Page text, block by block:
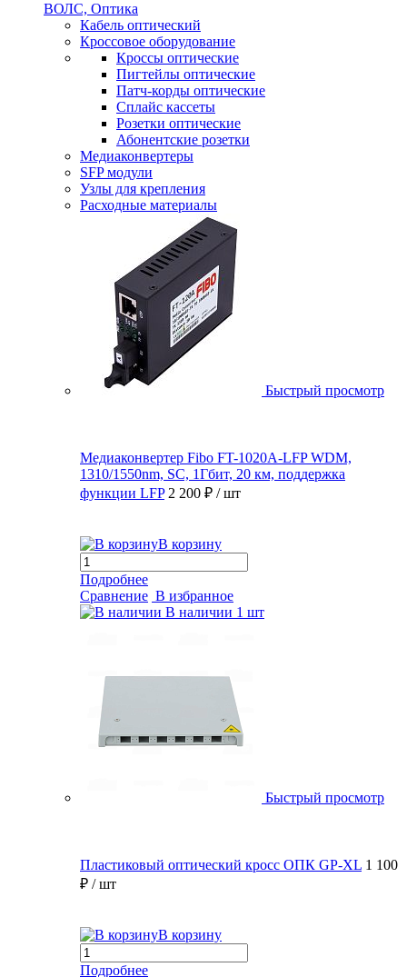
ВОЛС, Оптика
Кабель оптический
Кроссовое оборудование
Кроссы оптические
Пигтейлы оптические
Патч-корды оптические
Сплайс кассеты
Розетки оптические
Абонентские розетки
Медиаконвертеры
SFP модули
Узлы для крепления
Расходные материалы
Быстрый просмотр
Медиаконвертер Fibo FT-1020A-LFP WDM,
1310/1550nm, SC, 1Гбит, 20 км, поддержка
функции LFP 2 200 ₽ / шт
В корзину
Подробнее
Сравнение В избранное
В наличии 1 шт
Быстрый просмотр
Пластиковый оптический кросс ОПК GP-XL 1 100
₽ / шт
В корзину
Подробнее